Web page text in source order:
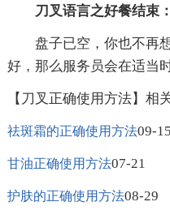
刀叉语言之好餐结束：
盘子已空，你也不再想
好，那么服务员会在适当
【刀叉正确使用方法】相
祛斑霜的正确使用方法09-15
甘油正确使用方法07-21
护肤的正确使用方法08-29